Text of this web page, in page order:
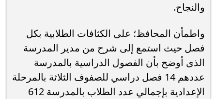
والنجاح.
واطمأن المحافظ؛ على الكثافات الطلابية بكل
فصل حيث استمع إلى شرح من مدير المدرسة
الذى أوضح بأن الفصول الدراسية بالمدرسة
عددهم 14 فصل دراسي للصفوف الثلاثة بالمرحلة
الإعدادية بإجمالي عدد الطلاب بالمدرسة 612